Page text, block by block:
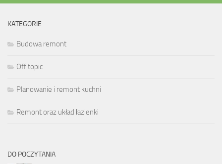
KATEGORIE
Budowa remont
Off topic
Planowanie i remont kuchni
Remont oraz układ łazienki
DO POCZYTANIA